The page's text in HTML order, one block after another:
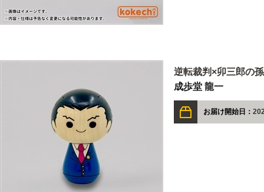
逆転裁判×卯三郎の
成歩堂 龍一
お届け開始日：